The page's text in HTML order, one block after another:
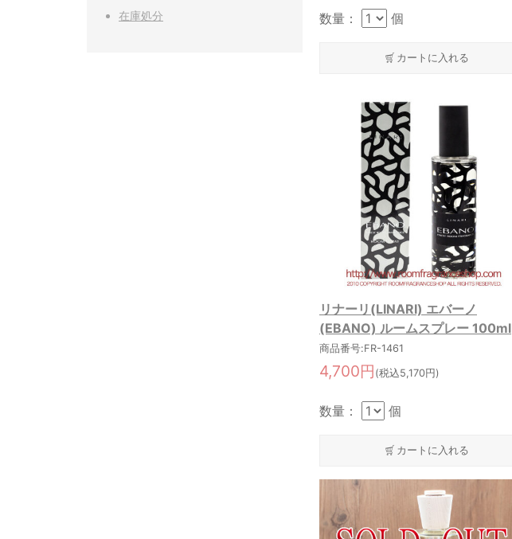
数量： 個
カートに入れる
リナーリ(LINARI) エバーノ
(EBANO) ルームスプレー 100ml
商品番号:FR-1461
4,700円 (税込5,170円)
数量： 個
カートに入れる
在庫処分